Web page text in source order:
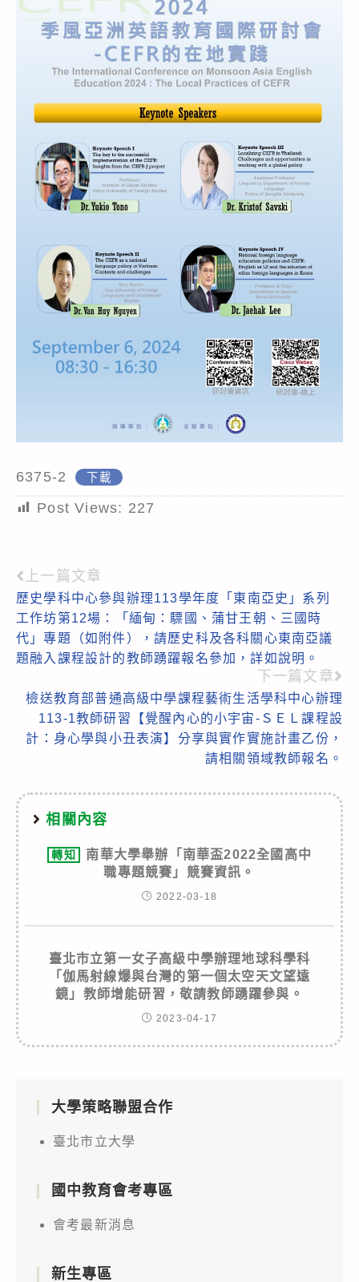
6375-2 下載
Post Views: 227
Read
more
articles
上一篇文章
歷史學科中心參與辦理113學年度「東南亞史」系列
工作坊第12場：「緬甸：驃國、蒲甘王朝、三國時
代」專題（如附件），請歷史科及各科關心東南亞議
題融入課程設計的教師踴躍報名參加，詳如說明。
下一篇文章
檢送教育部普通高級中學課程藝術生活學科中心辦理
113-1教師研習【覺醒內心的小宇宙-ＳＥＬ課程設
計：身心學與小丑表演】分享與實作實施計畫乙份，
請相關領域教師報名。
相關內容
轉知
南華大學舉辦「南華盃2022全國高中
職專題競賽」競賽資訊。
2022-03-18
臺北市立第一女子高級中學辦理地球科學科
「伽馬射線爆與台灣的第一個太空天文望遠
鏡」教師增能研習，敬請教師踴躍參與。
2023-04-17
大學策略聯盟合作
臺北市立大學
國中教育會考專區
會考最新消息
新生專區